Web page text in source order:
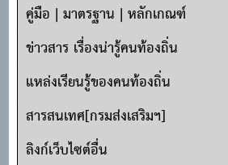
คู่มือ | มาตรฐาน | หลักเกณฑ์
ข่าวสาร เรื่องน่ารู้คนท้องถิ่น
แหล่งเรียนรู้ของคนท้องถิ่น
สารสนเทศ[กรมส่งเสริมฯ]
ลิงก์เว็บไซต์อื่น